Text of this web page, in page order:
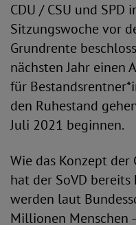
CDU / CSU und SPD
Sitzungswoche vor
Grundrente
nächsten Jahr einen
für
den Ruhestand
Juli 2021 beginnen.
Wie das Konzept
hat der SoVD
werden laut
Millionen Menschen